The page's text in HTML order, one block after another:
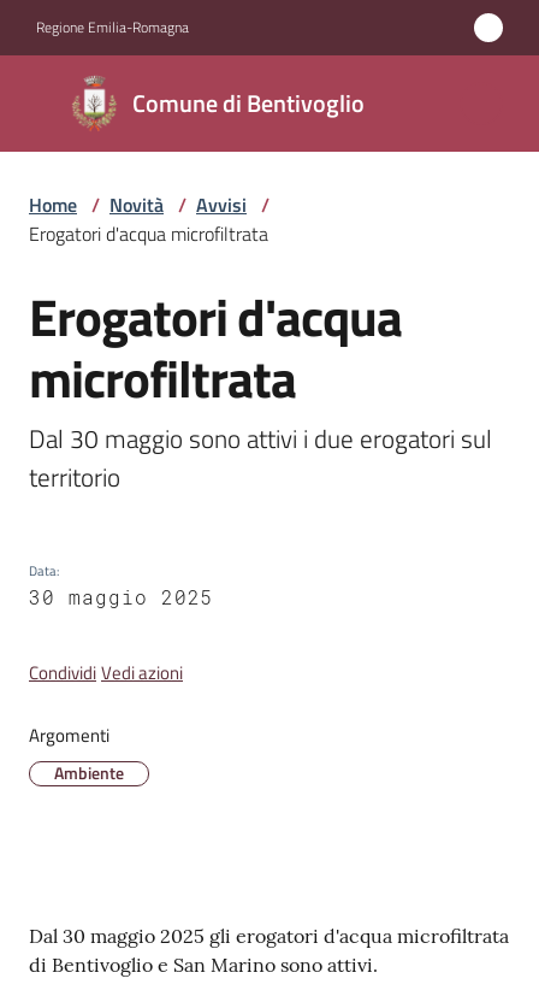
Regione Emilia-Romagna
Comune di Bentivoglio
Comune di
Bentivoglio
Amministrazione
Menu selezionato
Bentivoglio
Amministrazione
l
b
o
o
r
Home / Novità / Avvisi /
Erogatori d'acqua microfiltrata
Salta al contenuto
Erogatori d'acqua
microfiltrata
Dal 30 maggio sono attivi i due erogatori sul
territorio
Data:
30 maggio 2025
CondividiVedi azioni
Argomenti
Ambiente
Contenuto
Dal 30 maggio 2025 gli erogatori d'acqua microfiltrata
di Bentivoglio e San Marino sono attivi.